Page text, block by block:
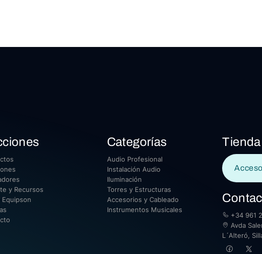
y Recursos
Equipson
Categorías
Audio Profesional
Instalación Audio
Iluminación
Torres y Estructuras
Accesorios y Cableado
Instrumentos Musicales
Tienda
+34 961
Avda
L´Alteró,